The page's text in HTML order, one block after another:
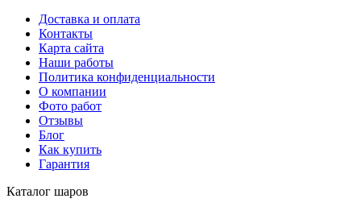
Доставка и оплата
Контакты
Карта сайта
Наши работы
Политика конфиденциальности
О компании
Фото работ
Отзывы
Блог
Как купить
Гарантия
Каталог шаров